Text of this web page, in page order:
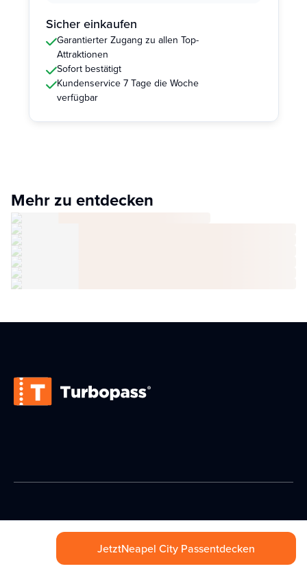
Sicher einkaufen
Garantierter Zugang zu allen Top-
Attraktionen
Sofort bestätigt
Kundenservice 7 Tage die Woche
verfügbar
Mehr zu entdecken
JetztNeapel City Passentdecken